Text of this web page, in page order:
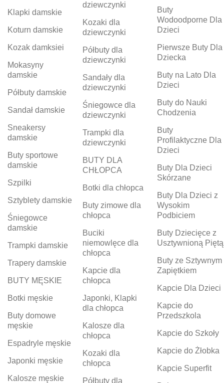
Klapki damskie
Koturn damskie
Kozak damksiei
Mokasyny
damskie
Półbuty damskie
Sandał damskie
Sneakersy
damskie
Buty sportowe
damskie
Szpilki
Sztyblety damskie
Śniegowce
damskie
Trampki damskie
Trapery damskie
BUTY MĘSKIE
Botki męskie
Buty domowe
męskie
Espadryle męskie
Japonki męskie
Kalosze męskie
dziewczynki
Kozaki dla
dziewczynki
Półbuty dla
dziewczynki
Sandały dla
dziewczynki
Śniegowce dla
dziewczynki
Trampki dla
dziewczynki
BUTY DLA
CHŁOPCA
Botki dla chłopca
Buty zimowe dla
chłopca
Buciki
niemowlęce dla
chłopca
Kapcie dla
chłopca
Japonki, Klapki
dla chłopca
Kalosze dla
chłopca
Kozaki dla
chłopca
Półbuty dla
Buty
Wodoodporne Dla
Dzieci
Pierwsze Buty Dla
Dziecka
Buty na Lato Dla
Dzieci
Buty do Nauki
Chodzenia
Buty
Profilaktyczne Dla
Dzieci
Buty Dla Dzieci
Skórzane
Buty Dla Dzieci z
Wysokim
Podbiciem
Buty Dziecięce z
Usztywnioną Piętą
Buty ze Sztywnym
Zapiętkiem
Kapcie Dla Dzieci
Kapcie do
Przedszkola
Kapcie do Szkoły
Kapcie do Żłobka
Kapcie Superfit